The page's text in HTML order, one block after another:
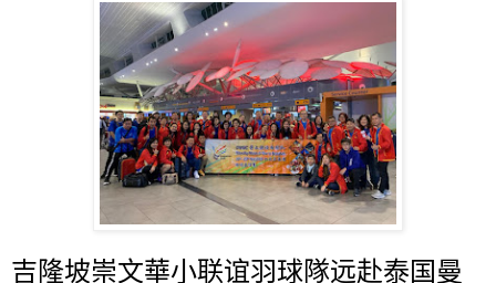
吉隆坡崇文華小联谊羽球隊远赴泰国曼